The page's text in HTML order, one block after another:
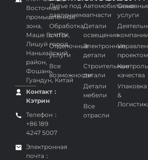
Восточная
промышленная
зона,
Маше Восток,
Лишуй город,
Наньхайский
район,
Фошань,
Гуандун, Китай
Контакт：
Кэтрин
Телефон：
+86 189
4247 5007
Электронная
почта：
Литье под
давлением
Обработка
с ЧПУ
Отделочные
услуги
Все
возможности
Автомобильные
запчасти
Детали
освещения
Электронные
детали
Строительные
детали
Детали
мебели
Все
отрасли
услуги
компании
проектом
Контроль
качества
Упаковка
&